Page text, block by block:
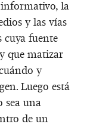
la
y las vías
cuya fuente
que matizar
y
Luego está
sea una
de un